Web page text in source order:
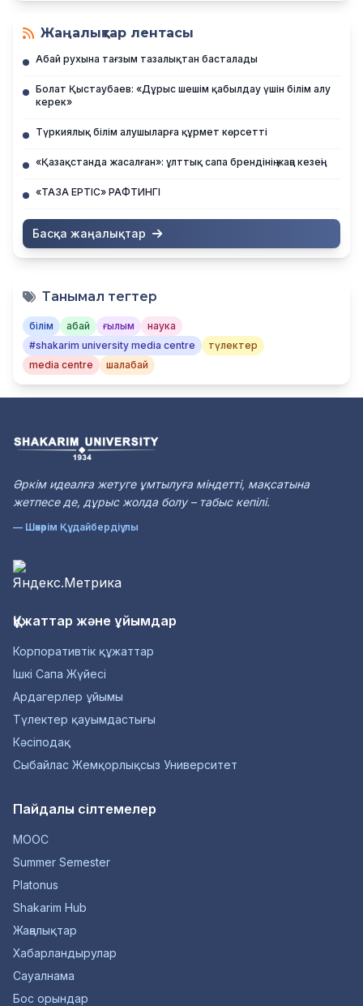
Жаңалықтар лентасы
Абай рухына тағзым тазалықтан басталады
Болат Қыстаубаев: «Дұрыс шешім қабылдау үшін білім алу
керек»
Түркиялық білім алушыларға құрмет көрсетті
«Қазақстанда жасалған»: ұлттық сапа брендінің жаңа кезеңі
«ТАЗА ЕРТІС» РАФТИНГІ
Басқа жаңалықтар
Танымал тегтер
білім абай ғылым
наука
#shakarim university media centre
түлектер
media centre
шалабай
Әркім идеалға жетуге ұмтылуға міндетті, мақсатына
жетпесе де, дұрыс жолда болу – табыс кепілі.
— Шәкәрім Құдайбердіұлы
Құжаттар және ұйымдар
Корпоративтік құжаттар
Ішкі Сапа Жүйесі
Ардагерлер ұйымы
Түлектер қауымдастығы
Кәсіподақ
Сыбайлас Жемқорлықсыз Университет
Пайдалы сілтемелер
MOOC
Summer Semester
Platonus
Shakarim Hub
Жаңалықтар
Хабарландырулар
Сауалнама
Бос орындар